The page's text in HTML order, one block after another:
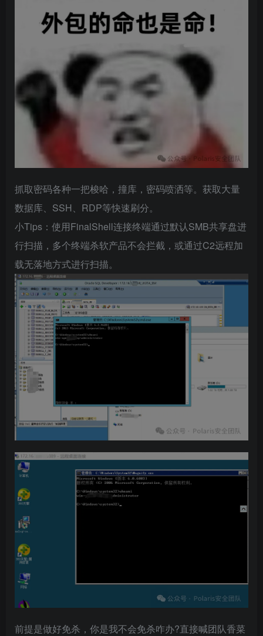
抓取密码各种一把梭哈，撞库，密码喷洒等。获取大量
数据库、SSH、RDP等快速刷分。
小Tips：使用FinalShell连接终端通过默认SMB共享盘进
行扫描，多个终端杀软产品不会拦截，或通过C2远程加
载无落地方式进行扫描。
前提是做好免杀，你是我不会免杀咋办?直接喊团队香菜